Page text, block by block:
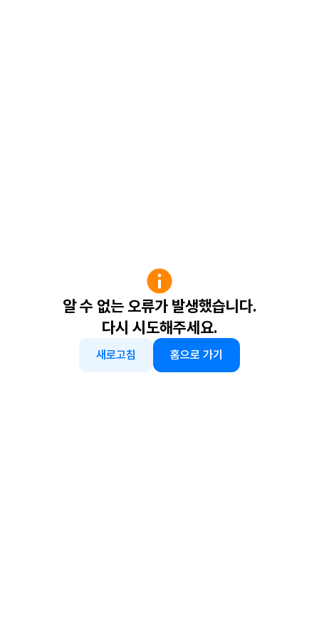
알 수 없는 오류가 발생했습니다.
다시 시도해주세요.
새로고침 홈으로 가기